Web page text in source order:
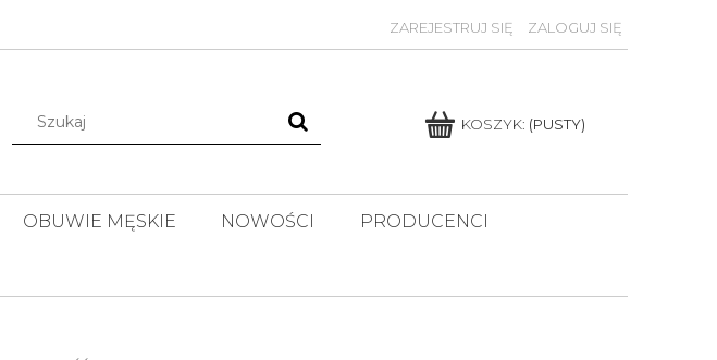
ZAREJESTRUJ SIĘ ZALOGUJ SIĘ
KOSZYK: (PUSTY)
OBUWIE MĘSKIE NOWOŚCI PRODUCENCI